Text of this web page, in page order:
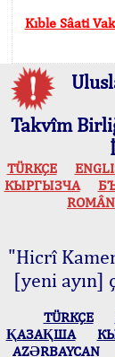
Kıble Sâati
Takvîm
TÜRKÇE
КЫPГЫЗЧA
"Hicrî
[yeni ayın]
TÜRKÇE
ҚАЗАҚША
AZӘRBAYCAN